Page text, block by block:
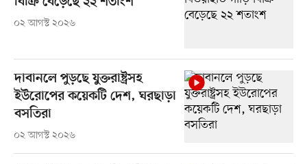
০২ আগস্ট ২০২৬
দাবানলে পুড়ছে যুক্তরাষ্ট্রসহ
ইউরোপের কয়েকটি দেশ, ঘরছাড়া
বসতিরা
০২ আগস্ট ২০২৬